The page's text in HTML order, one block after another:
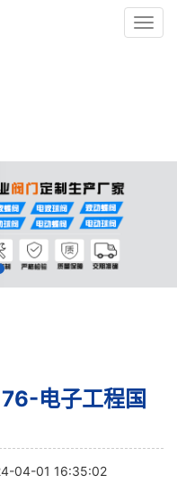
电子工程国
04-01 16:35:02